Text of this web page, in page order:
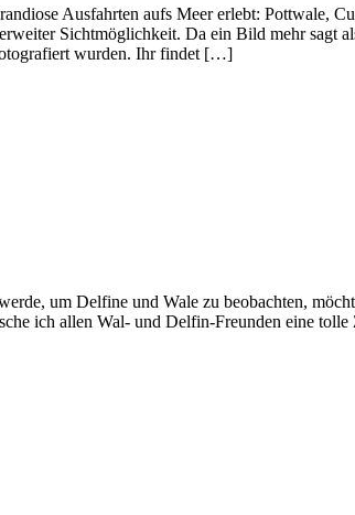
Ausfahrten aufs Meer erlebt: Pottwale,
Sichtmöglichkeit. Da ein Bild mehr sagt
wurden. Ihr findet […]
um Delfine und Wale zu beobachten,
ich allen Wal- und Delfin-Freunden eine